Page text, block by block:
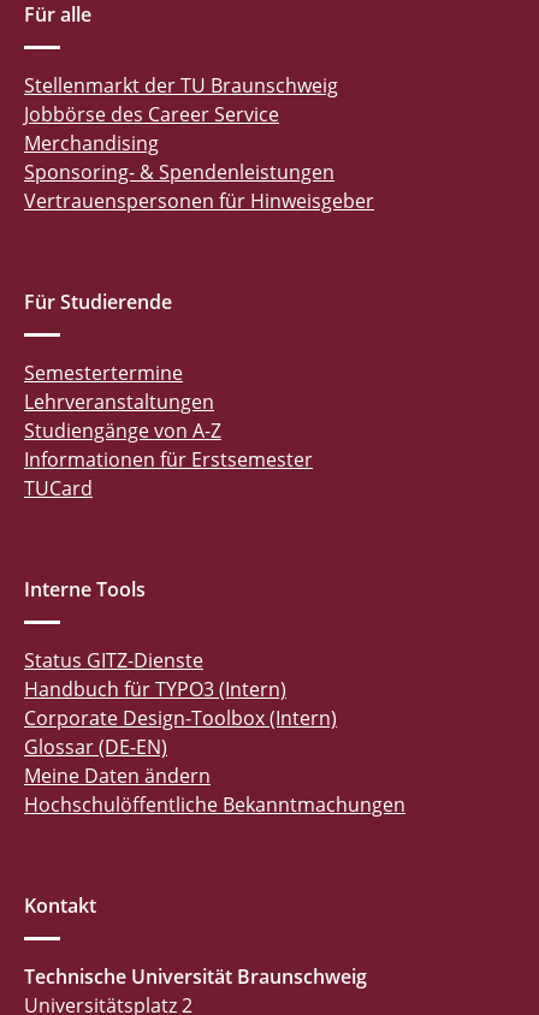
Für alle
Stellenmarkt der TU Braunschweig
Jobbörse des Career Service
Merchandising
Sponsoring- & Spendenleistungen
Vertrauenspersonen für Hinweisgeber
Für Studierende
Semestertermine
Lehrveranstaltungen
Studiengänge von A-Z
Informationen für Erstsemester
TUCard
Interne Tools
Status GITZ-Dienste
Handbuch für TYPO3 (Intern)
Corporate Design-Toolbox (Intern)
Glossar (DE-EN)
Meine Daten ändern
Hochschulöffentliche Bekanntmachungen
Kontakt
Technische Universität Braunschweig
Universitätsplatz 2